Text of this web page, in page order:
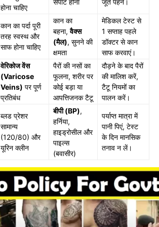
होना चाहिए
सपाट होना जूते पहनें।
कान का पर्दा पूरी
तरह स्वस्थ और
साफ होना चाहिए
कान का
बहना,वैक्स
(मैल), सुनने की
क्षमता
मेडिकल टेस्ट से
1 सप्ताह पहले
डॉक्टर से कान
साफ करवाएं।
वेरिकोज वेंस
(Varicose
Veins) पर पूर्ण
प्रतिबंध
पैरों की नसों का
फूलना, शरीर पर
कोई बड़ा या
आपत्तिजनक टैटू
दौड़ने के बाद पैरों
की मालिश करें,
टैटू नियमों का
पालन करें।
ब्लड प्रेशर
सामान्य
(120/80) और
यूरिन क्लीन
बीपी (BP),
हर्निया,
हाइड्रोसील और
पाइल्स
(बवासीर)
पर्याप्त मात्रा में
पानी पिएं, टेस्ट
के दिन मानसिक
तनाव न लें।